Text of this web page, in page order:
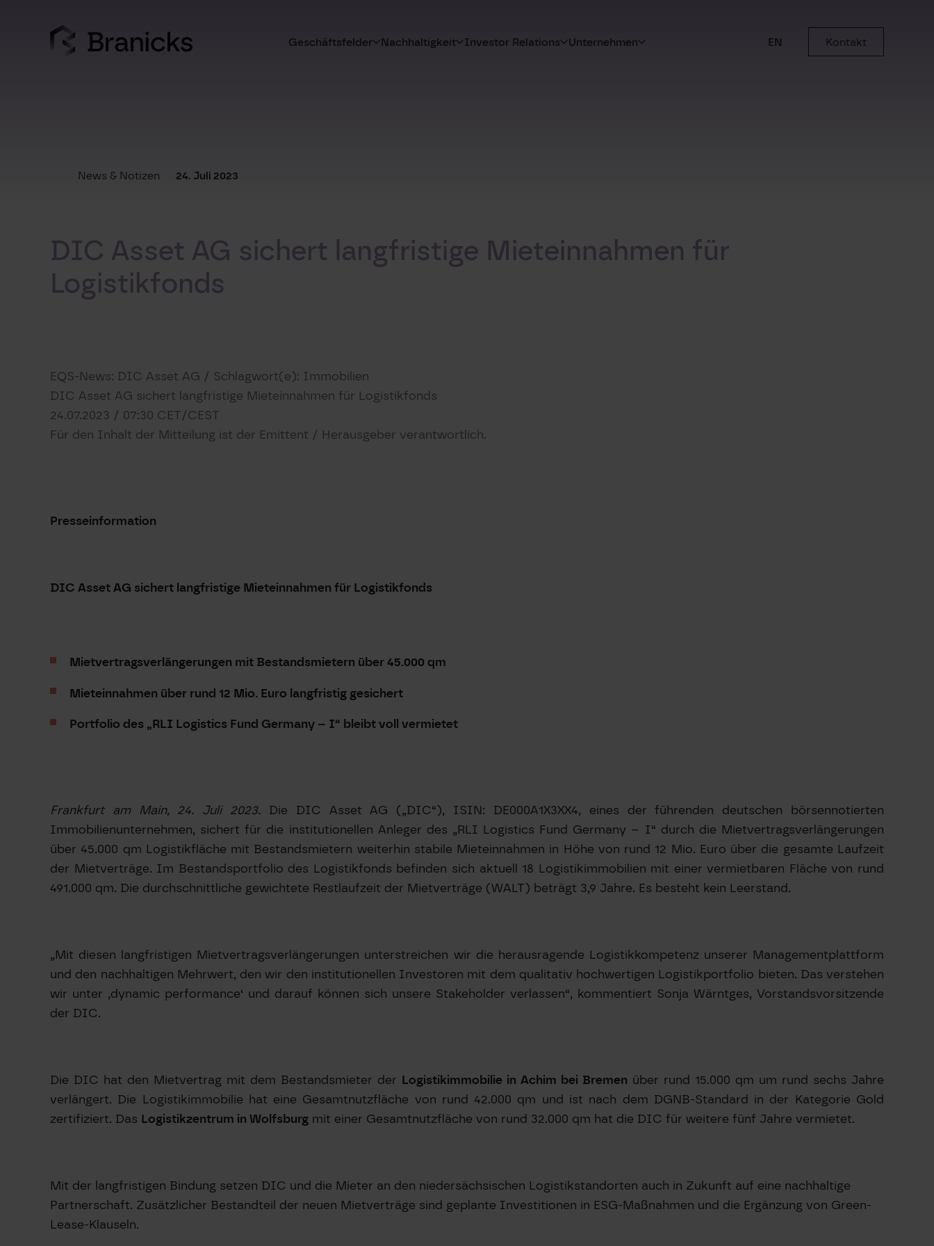
Geschäftsfelder Nachhaltigkeit Investor Relations Unternehmen EN Kontakt
News & Notizen 24. Juli 2023
DIC Asset AG sichert langfristige Mieteinnahmen für
Logistikfonds
EQS-News: DIC Asset AG / Schlagwort(e): Immobilien
DIC Asset AG sichert langfristige Mieteinnahmen für Logistikfonds
24.07.2023 / 07:30 CET/CEST
Für den Inhalt der Mitteilung ist der Emittent / Herausgeber verantwortlich.
Presseinformation
DIC Asset AG sichert langfristige Mieteinnahmen für Logistikfonds
Mietvertragsverlängerungen mit Bestandsmietern über 45.000 qm
Mieteinnahmen über rund 12 Mio. Euro langfristig gesichert
Portfolio des „RLI Logistics Fund Germany – I“ bleibt voll vermietet
Frankfurt am Main, 24. Juli 2023. Die DIC Asset AG („DIC“), ISIN: DE000A1X3XX4, eines der führenden deutschen börsennotierten
Immobilienunternehmen, sichert für die institutionellen Anleger des „RLI Logistics Fund Germany – I“ durch die Mietvertragsverlängerungen
über 45.000 qm Logistikfläche mit Bestandsmietern weiterhin stabile Mieteinnahmen in Höhe von rund 12 Mio. Euro über die gesamte Laufzeit
der Mietverträge. Im Bestandsportfolio des Logistikfonds befinden sich aktuell 18 Logistikimmobilien mit einer vermietbaren Fläche von rund
491.000 qm. Die durchschnittliche gewichtete Restlaufzeit der Mietverträge (WALT) beträgt 3,9 Jahre. Es besteht kein Leerstand.
„Mit diesen langfristigen Mietvertragsverlängerungen unterstreichen wir die herausragende Logistikkompetenz unserer Managementplattform
und den nachhaltigen Mehrwert, den wir den institutionellen Investoren mit dem qualitativ hochwertigen Logistikportfolio bieten. Das verstehen
wir unter ,dynamic performance‘ und darauf können sich unsere Stakeholder verlassen“, kommentiert Sonja Wärntges, Vorstandsvorsitzende
der DIC.
Die DIC hat den Mietvertrag mit dem Bestandsmieter der Logistikimmobilie in Achim bei Bremen über rund 15.000 qm um rund sechs Jahre
verlängert. Die Logistikimmobilie hat eine Gesamtnutzfläche von rund 42.000 qm und ist nach dem DGNB-Standard in der Kategorie Gold
zertifiziert. Das Logistikzentrum in Wolfsburg mit einer Gesamtnutzfläche von rund 32.000 qm hat die DIC für weitere fünf Jahre vermietet.
Mit der langfristigen Bindung setzen DIC und die Mieter an den niedersächsischen Logistikstandorten auch in Zukunft auf eine nachhaltige
Partnerschaft. Zusätzlicher Bestandteil der neuen Mietverträge sind geplante Investitionen in ESG-Maßnahmen und die Ergänzung von Green-
Lease-Klauseln.